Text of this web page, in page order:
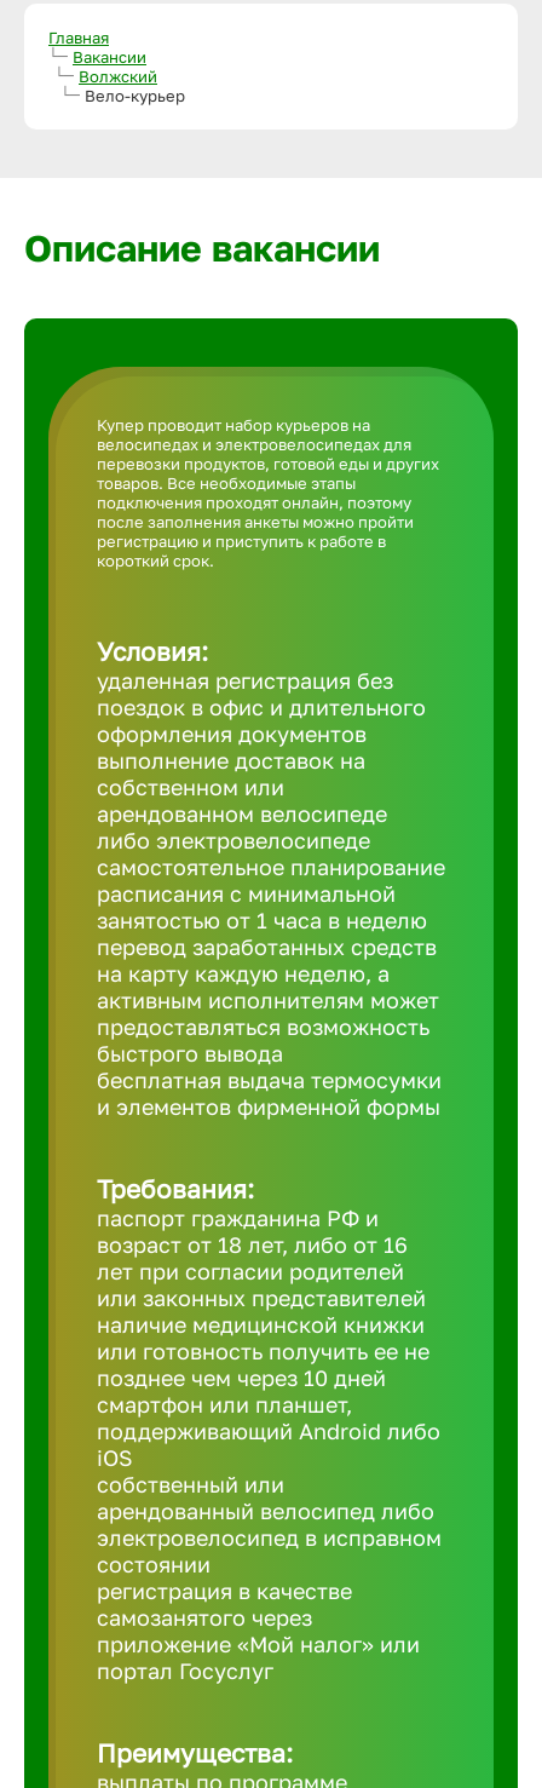
Батайск
Бирск
Главная
Вакансии
Волжский
Вело-курьер
Описание вакансии
Купер проводит набор курьеров на
велосипедах и электровелосипедах для
перевозки продуктов, готовой еды и других
товаров. Все необходимые этапы
подключения проходят онлайн, поэтому
после заполнения анкеты можно пройти
регистрацию и приступить к работе в
короткий срок.
Условия:
удаленная регистрация без
поездок в офис и длительного
оформления документов
выполнение доставок на
собственном или
арендованном велосипеде
либо электровелосипеде
самостоятельное планирование
расписания с минимальной
занятостью от 1 часа в неделю
перевод заработанных средств
на карту каждую неделю, а
активным исполнителям может
предоставляться возможность
быстрого вывода
бесплатная выдача термосумки
и элементов фирменной формы
Требования:
паспорт гражданина РФ и
возраст от 18 лет, либо от 16
лет при согласии родителей
или законных представителей
наличие медицинской книжки
или готовность получить ее не
позднее чем через 10 дней
смартфон или планшет,
поддерживающий Android либо
iOS
собственный или
арендованный велосипед либо
электровелосипед в исправном
состоянии
регистрация в качестве
самозанятого через
приложение «Мой налог» или
портал Госуслуг
Преимущества:
выплаты по программе